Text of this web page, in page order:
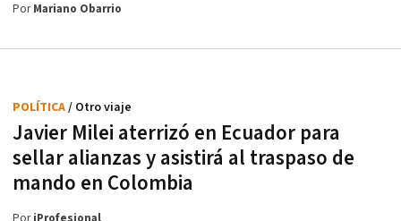
PorMariano Obarrio
Javier Milei aterrizó en Ecuador para
sellar alianzas y asistirá al traspaso de
mando en Colombia
POLÍTICA/ Otro viaje